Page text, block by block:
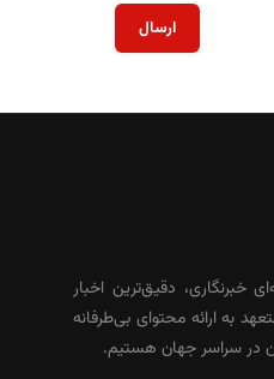
ارسال
خبرنگاری، دقیق‌ترین اخبار
به ارائه محتوای بی‌طرفانه
در سراسر جهان هستیم.